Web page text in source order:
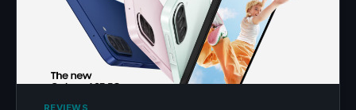
‎ REVIEWS‎